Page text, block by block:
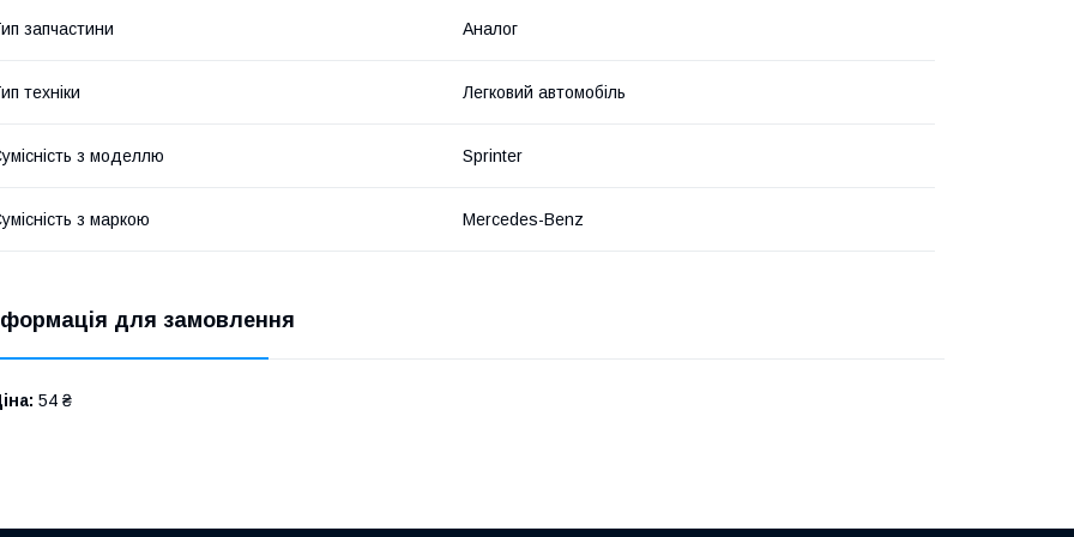
запчастини Аналог
техніки Легковий автомобіль
з моделлю Sprinter
з маркою Mercedes-Benz
для замовлення
54 ₴